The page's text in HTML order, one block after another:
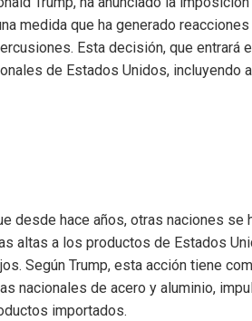
medida que ha generado
Esta decisión, que entrará
de Estados Unidos, incluyendo a
desde hace años, otras naciones se
altas a los productos de Estados
Según Trump, esta acción tiene
nacionales de acero y aluminio,
importados.